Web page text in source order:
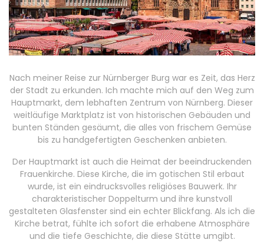
Nach meiner Reise zur Nürnberger Burg war es Zeit, das Herz
der Stadt zu erkunden. Ich machte mich auf den Weg zum
Hauptmarkt, dem lebhaften Zentrum von Nürnberg. Dieser
weitläufige Marktplatz ist von historischen Gebäuden und
bunten Ständen gesäumt, die alles von frischem Gemüse
bis zu handgefertigten Geschenken anbieten.
Der Hauptmarkt ist auch die Heimat der beeindruckenden
Frauenkirche. Diese Kirche, die im gotischen Stil erbaut
wurde, ist ein eindrucksvolles religiöses Bauwerk. Ihr
charakteristischer Doppelturm und ihre kunstvoll
gestalteten Glasfenster sind ein echter Blickfang. Als ich die
Kirche betrat, fühlte ich sofort die erhabene Atmosphäre
und die tiefe Geschichte, die diese Stätte umgibt.